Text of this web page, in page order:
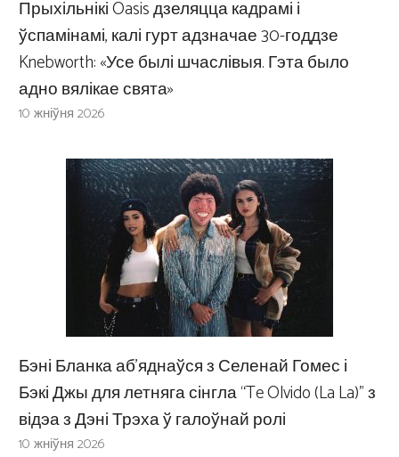
Прыхільнікі Oasis дзеляцца кадрамі і
ўспамінамі, калі гурт адзначае 30-годдзе
Knebworth: «Усе былі шчаслівыя. Гэта было
адно вялікае свята»
10 жніўня 2026
Бэні Бланка аб’яднаўся з Селенай Гомес і
Бэкі Джы для летняга сінгла “Te Olvido (La La)” з
відэа з Дэні Трэха ў галоўнай ролі
10 жніўня 2026